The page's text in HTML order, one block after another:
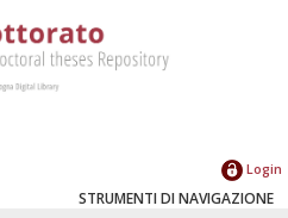
Login
STRUMENTI DI NAVIGAZIONE